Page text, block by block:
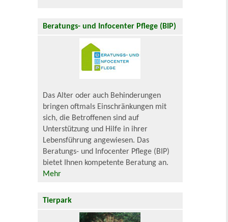
Beratungs- und Infocenter Pflege (BIP)
Das Alter oder auch Behinderungen
bringen oftmals Einschränkungen mit
sich, die Betroffenen sind auf
Unterstützung und Hilfe in ihrer
Lebensführung angewiesen. Das
Beratungs- und Infocenter Pflege (BIP)
bietet Ihnen kompetente Beratung an.
Mehr
Tierpark